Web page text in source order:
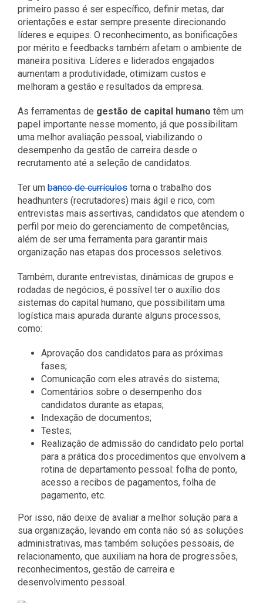
primeiro passo é ser específico, definir metas, dar
orientações e estar sempre presente direcionando
líderes e equipes. O reconhecimento, as bonificações
por mérito e feedbacks também afetam o ambiente de
maneira positiva. Líderes e liderados engajados
aumentam a produtividade, otimizam custos e
melhoram a gestão e resultados da empresa.
As ferramentas de gestão de capital humano têm um
papel importante nesse momento, já que possibilitam
uma melhor avaliação pessoal, viabilizando o
desempenho da gestão de carreira desde o
recrutamento até a seleção de candidatos.
Ter um banco de currículostorna o trabalho dos
headhunters (recrutadores) mais ágil e rico, com
entrevistas mais assertivas, candidatos que atendem o
perfil por meio do gerenciamento de competências,
além de ser uma ferramenta para garantir mais
organização nas etapas dos processos seletivos.
Também, durante entrevistas, dinâmicas de grupos e
rodadas de negócios, é possível ter o auxílio dos
sistemas do capital humano, que possibilitam uma
logística mais apurada durante alguns processos,
como:
Aprovação dos candidatos para as próximas
fases;
Comunicação com eles através do sistema;
Comentários sobre o desempenho dos
candidatos durante as etapas;
Indexação de documentos;
Testes;
Realização de admissão do candidato pelo portal
para a prática dos procedimentos que envolvem a
rotina de departamento pessoal: folha de ponto,
acesso a recibos de pagamentos, folha de
pagamento, etc.
Por isso, não deixe de avaliar a melhor solução para a
sua organização, levando em conta não só as soluções
administrativas, mas também soluções pessoais, de
relacionamento, que auxiliam na hora de progressões,
reconhecimentos, gestão de carreira e
desenvolvimento pessoal.